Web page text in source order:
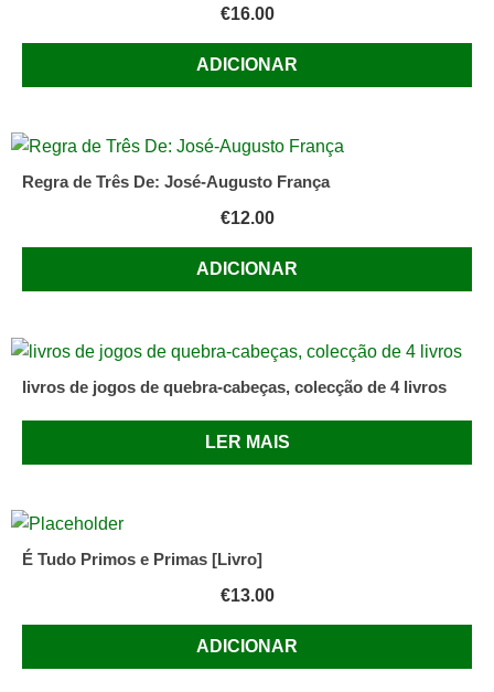
€16.00
ADICIONAR
Regra de Três De: José-Augusto França
€12.00
ADICIONAR
livros de jogos de quebra-cabeças, colecção de 4 livros
LER MAIS
É Tudo Primos e Primas [Livro]
€13.00
ADICIONAR